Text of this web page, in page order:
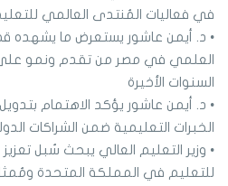
في فعاليات المُنتدى العالمي
• د. أيمن عاشور يستعرض ما يشهده
العلمي في مصر من تقدم ونمو على
السنوات الأخيرة
• د. أيمن عاشور يؤكد الاهتمام بتدويل
الخبرات التعليمية ضمن الشراكات
• وزير التعليم العالي يبحث سُبل تعزيز
للتعليم في المملكة المتحدة